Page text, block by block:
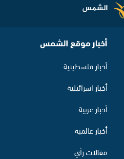
أخبار موقع الشمس
أخبار فلسطينية
أخبار اسرائيلية
أخبار عربية
أخبار عالمية
مقالات رأي